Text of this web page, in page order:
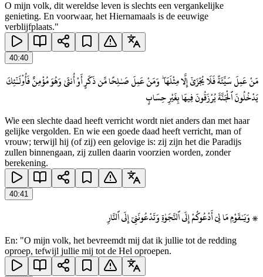
O mijn volk, dit wereldse leven is slechts een vergankelijke
genieting. En voorwaar, het Hiernamaals is de eeuwige
verblijfplaats."
40:40
مَنْ عَمِلَ سَيِّئَةً فَلَا يُجْزَىٰٓ إِلَّا مِثْلَهَا ۖ وَمَنْ عَمِلَ صَـٰلِحًا مِّن ذَكَرٍ أَوْ أُنثَىٰ وَهُوَ مُؤْمِنٌ فَأُو۟لَـٰٓئِكَ
يَدْخُلُونَ ٱلْجَنَّةَ يُرْزَقُونَ فِيهَا بِغَيْرِ حِسَابٍ
Wie een slechte daad heeft verricht wordt niet anders dan met haar
gelijke vergolden. En wie een goede daad heeft verricht, man of
vrouw; terwijl hij (of zij) een gelovige is: zij zijn het die Paradijs
zullen binnengaan, zij zullen daarin voorzien worden, zonder
berekening.
40:41
۞ وَيَـٰقَوْمِ مَا لِىٓ أَدْعُوكُمْ إِلَى ٱلنَّجَوٰةِ وَتَدْعُونَنِىٓ إِلَى ٱلنَّارِ
En: "O mijn volk, het bevreemdt mij dat ik jullie tot de redding
oproep, tefwijl jullie mij tot de Hel oproepen.